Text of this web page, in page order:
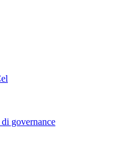
governance